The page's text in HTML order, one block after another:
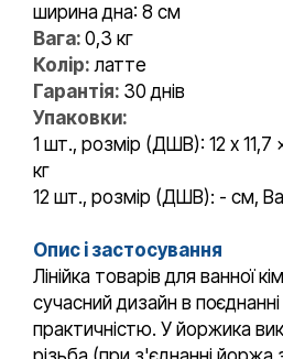
ширина дна: 8 см
Вага: 0,3 кг
Колір: латте
Гарантія: 30 днів
Упаковки:
1 шт., розмір (ДШВ): 12 x 11,7
кг
12 шт., розмір (ДШВ): - см,
Опис і застосування
Лінійка товарів для ванної
сучасний дизайн в
практичністю. У йоржика